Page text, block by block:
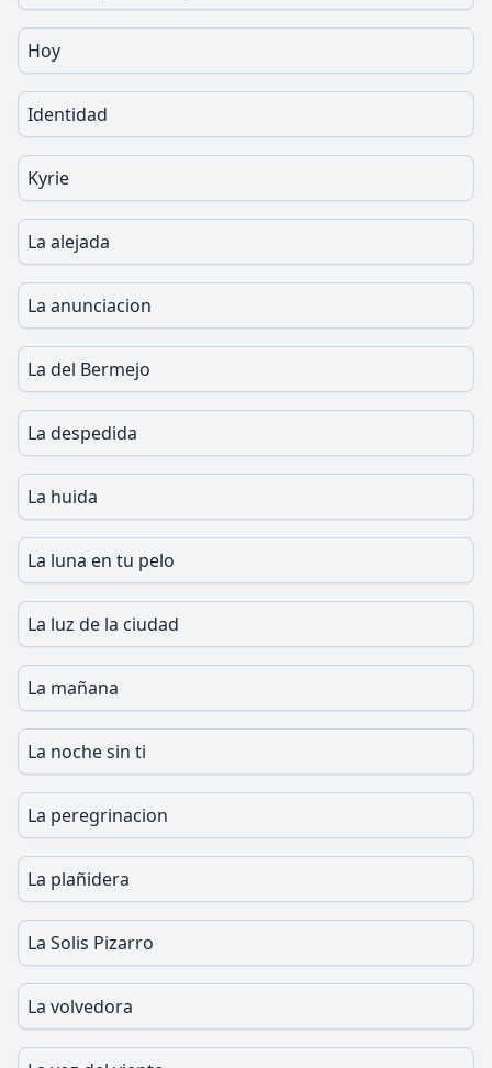
Hoy
Identidad
Kyrie
La alejada
La anunciacion
La del Bermejo
La despedida
La huida
La luna en tu pelo
La luz de la ciudad
La mañana
La noche sin ti
La peregrinacion
La plañidera
La Solis Pizarro
La volvedora